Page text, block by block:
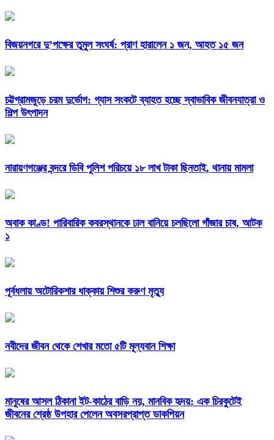
বিজয়নগরে দু’পক্ষের তুমুল সংঘর্ষ: প্রাণ হারালেন ১ জন, আহত ১৫ জন
চট্টগ্রামজুড়ে চরম দুর্ভোগ: গ্যাস সংকটে ব্যাহত হচ্ছে স্বাভাবিক জীবনযাত্রা ও
শিল্প উৎপাদন
নারায়ণগঞ্জের বন্দরে ডিবি পুলিশ পরিচয়ে ১৮ লাখ টাকা ছিনতাই, থানায় মামলা
অবাক কাণ্ড! পারিবারিক কবরস্থানকে ঢাল বানিয়ে চলছিলো গাঁজার চাষ, আটক
১
পূর্বধলায় অটোরিকশার ধাক্কায় শিশুর করুণ মৃত্যু
নবীদের জীবন থেকে শেখার মতো ৫টি মূল্যবান শিক্ষা
মানুষের আসল ঠিকানা ইট-কাঠের বাড়ি নয়, মানবিক হৃদয়: এক চিরকুটেই
জীবনের শ্রেষ্ঠ উপহার পেলেন অবসরপ্রাপ্ত ডাকপিয়ন